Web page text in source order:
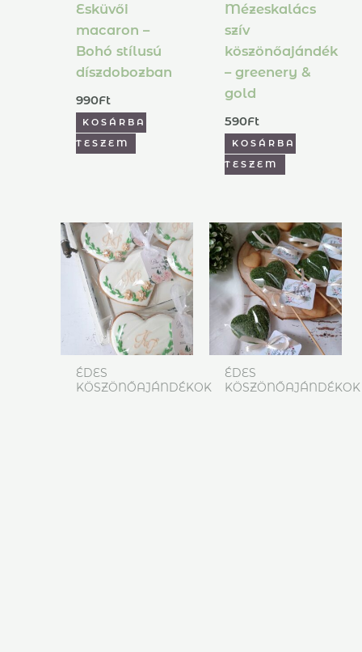
Esküvői
macaron –
Bohó stílusú
díszdobozban
990Ft
KOSÁRBA
TESZEM
Mézeskalács
szív
köszönőajándék
– greenery &
gold
590Ft
KOSÁRBA
TESZEM
ÉDES
KÖSZÖNŐAJÁNDÉKOK
ÉDES
KÖSZÖNŐAJÁNDÉKOK